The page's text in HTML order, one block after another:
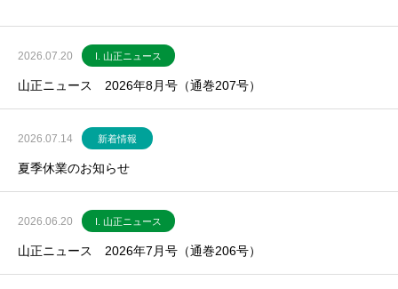
2026.07.20 I. 山正ニュース
山正ニュース 2026年8月号（通巻207号）
2026.07.14 新着情報
夏季休業のお知らせ
2026.06.20 I. 山正ニュース
山正ニュース 2026年7月号（通巻206号）